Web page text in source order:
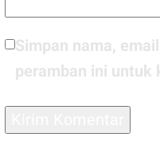
Simpan nama,
peramban ini untuk